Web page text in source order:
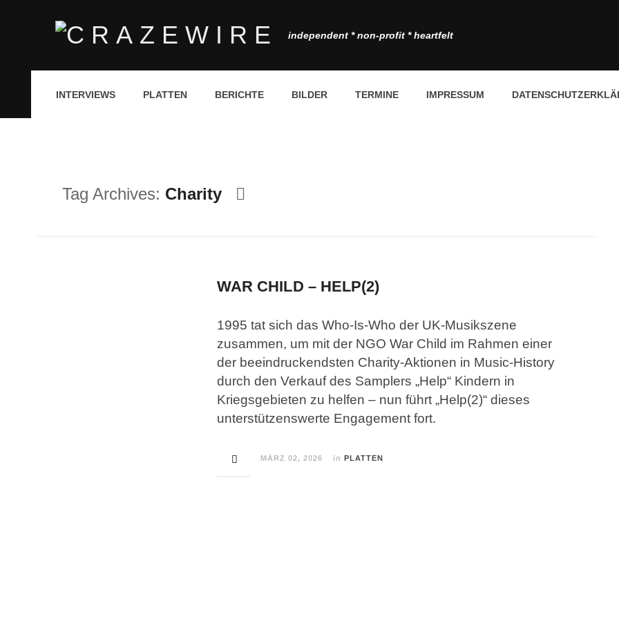
independent * non-profit * heartfelt
INTERVIEWS PLATTEN BERICHTE BILDER TERMINE IMPRESSUM
Tag Archives: Charity
WAR CHILD – HELP(2)
1995 tat sich das Who-Is-Who der UK-Musikszene
zusammen, um mit der NGO War Child im Rahmen einer
der beeindruckendsten Charity-Aktionen in Music-History
durch den Verkauf des Samplers „Help“ Kindern in
Kriegsgebieten zu helfen – nun führt „Help(2)“ dieses
unterstützenswerte Engagement fort.
MÄRZ 02, 2026 in PLATTEN